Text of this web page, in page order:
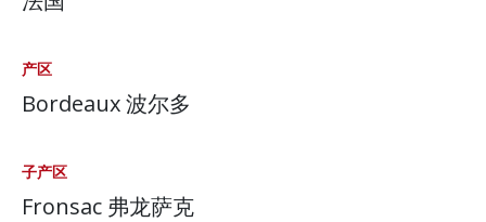
产区
Bordeaux 波尔多
子产区
Fronsac 弗龙萨克